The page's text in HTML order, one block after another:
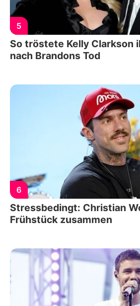
5
So tröstete Kelly Clarkson
nach Brandons Tod
6
Stressbedingt: Christian
Frühstück zusammen